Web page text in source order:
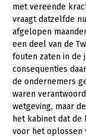
Webinars
Over LTO
LTO Nederland
Mensen
Bestuur en
Medewerkers
Jaarverslag
Vacatures
met vereende
vraagt datzelfde
afgelopen
een deel van de
fouten zaten in de
consequenties
de ondernemers
waren
wetgeving, maar
het kabinet dat de
voor het oplossen